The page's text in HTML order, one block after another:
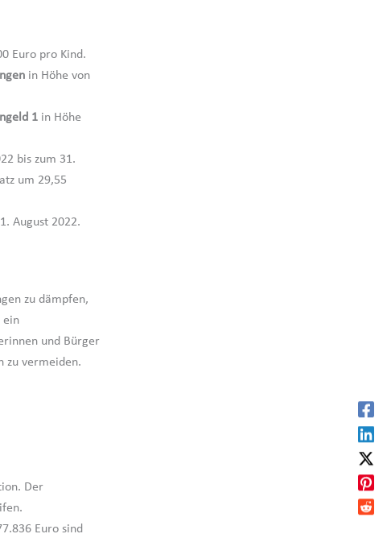
Euro pro Kind.
in Höhe von
1 in Höhe
bis zum 31.
um 29,55
August 2022.
zu dämpfen,
ein
und Bürger
zu vermeiden.
Der
Euro sind